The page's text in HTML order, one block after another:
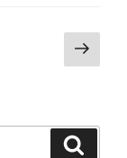
Next
page